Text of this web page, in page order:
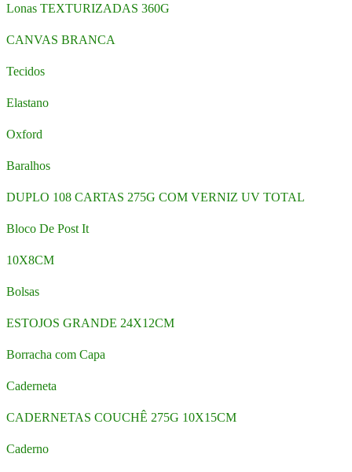
Lonas TEXTURIZADAS 360G
CANVAS BRANCA
Tecidos
Elastano
Oxford
Baralhos
DUPLO 108 CARTAS 275G COM VERNIZ UV TOTAL
Bloco De Post It
10X8CM
Bolsas
ESTOJOS GRANDE 24X12CM
Borracha com Capa
Caderneta
CADERNETAS COUCHÊ 275G 10X15CM
Caderno